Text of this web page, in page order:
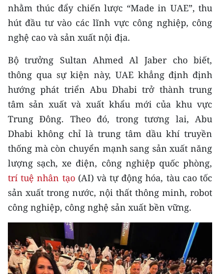
Infographic
TIN ĐỊA PHƯƠNG
Trung du và miền núi phía Bắc
Đồng bằng sông Hồng
Bắc Trung Bộ
Duyên hải Nam Trung Bộ và Tây
Nguyên
Đông Nam Bộ
Đồng bằng sông Cửu Long
Chuyên trang Hà Nội
Chuyên trang TP. Hồ Chí Minh
nhằm thúc đẩy chiến lược “Made in UAE”, thu
hút đầu tư vào các lĩnh vực công nghiệp, công
nghệ cao và sản xuất nội địa.
Bộ trưởng Sultan Ahmed Al Jaber cho biết,
thông qua sự kiện này, UAE khẳng định định
hướng phát triển Abu Dhabi trở thành trung
tâm sản xuất và xuất khẩu mới của khu vực
Trung Đông. Theo đó, trong tương lai, Abu
Dhabi không chỉ là trung tâm dầu khí truyền
thống mà còn chuyển mạnh sang sản xuất năng
lượng sạch, xe điện, công nghiệp quốc phòng,
trí tuệ nhân tạo(AI) và tự động hóa, tàu cao tốc
sản xuất trong nước, nội thất thông minh, robot
công nghiệp, công nghệ sản xuất bền vững.